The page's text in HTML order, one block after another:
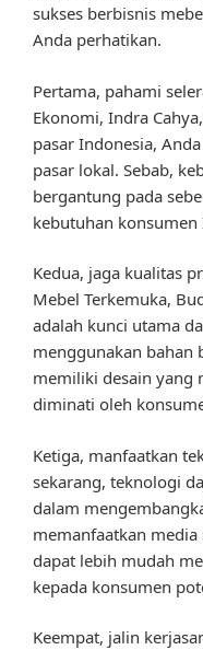
sukses berbisnis
Anda perhatikan.
Pertama, pahami
Ekonomi, Indra
pasar Indonesia,
pasar lokal. Sebab,
bergantung pada
kebutuhan konsumen
Kedua, jaga kualitas
Mebel Terkemuka,
adalah kunci utama
menggunakan bahan
memiliki desain yang
diminati oleh
Ketiga, manfaatkan
sekarang, teknologi
dalam
memanfaatkan
dapat lebih mudah
kepada konsumen
Keempat, jalin